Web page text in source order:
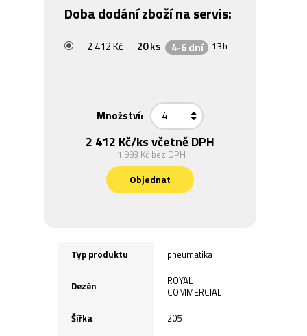
Doba dodání zboží na servis:
2 412 Kč 20 ks 4-6 dní 13h
Množství:
2 412 Kč/ks včetně DPH
1 993 Kč bez DPH
Objednat
Typ produktu pneumatika
Dezén
ROYAL
COMMERCIAL
Šířka
205